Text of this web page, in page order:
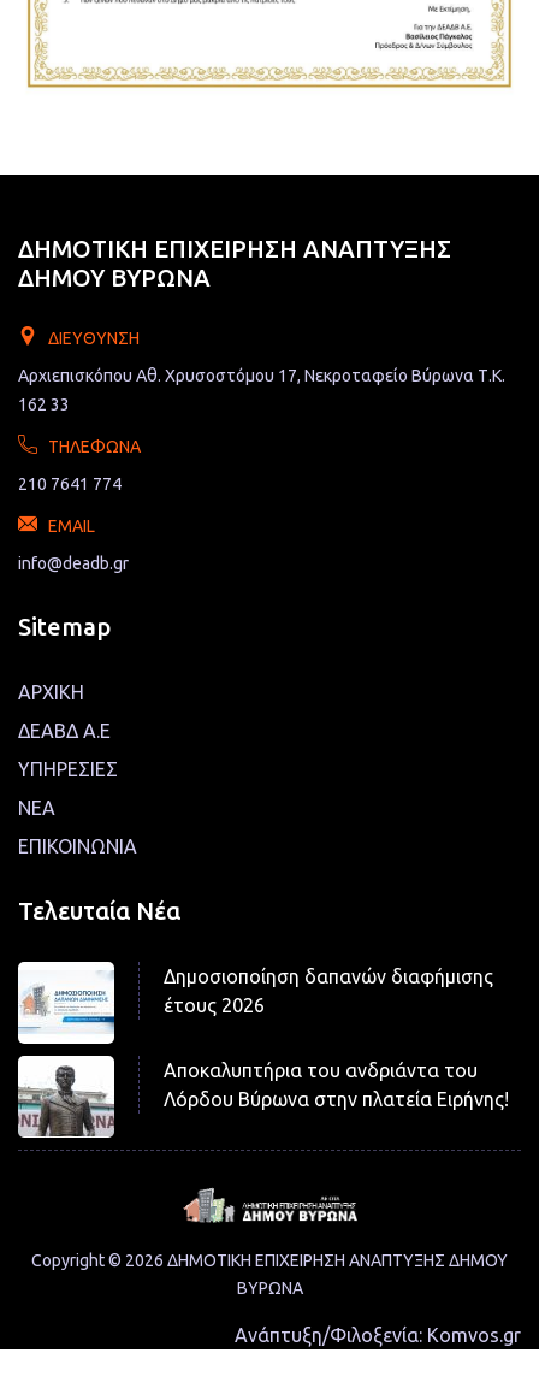
ΔΗΜΟΤΙΚΗ ΕΠΙΧΕΙΡΗΣΗ ΑΝΑΠΤΥΞΗΣ
ΔΗΜΟΥ ΒΥΡΩΝΑ
ΔΙΕΎΘΥΝΣΗ
Αρχιεπισκόπου Αθ. Χρυσοστόμου 17, Νεκροταφείο Βύρωνα Τ.Κ.
162 33
ΤΗΛΈΦΩΝΑ
210 7641 774
EMAIL
info@deadb.gr
Sitemap
ΑΡΧΙΚΗ
ΔΕΑΒΔ Α.Ε
ΥΠΗΡΕΣΙΕΣ
ΝΕΑ
ΕΠΙΚΟΙΝΩΝΙΑ
Τελευταία Νέα
Δημοσιοποίηση δαπανών διαφήμισης
έτους 2026
Αποκαλυπτήρια του ανδριάντα του
Λόρδου Βύρωνα στην πλατεία Ειρήνης!
Copyright © 2026 ΔΗΜΟΤΙΚΗ ΕΠΙΧΕΙΡΗΣΗ ΑΝΑΠΤΥΞΗΣ ΔΗΜΟΥ
ΒΥΡΩΝΑ
Ανάπτυξη/Φιλοξενία: Komvos.gr